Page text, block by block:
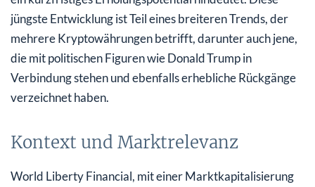
jüngste Entwicklung ist Teil eines breiteren Trends, der
mehrere Kryptowährungen betrifft, darunter auch jene,
die mit politischen Figuren wie Donald Trump in
Verbindung stehen und ebenfalls erhebliche Rückgänge
verzeichnet haben.
Kontext und Marktrelevanz
World Liberty Financial, mit einer Marktkapitalisierung